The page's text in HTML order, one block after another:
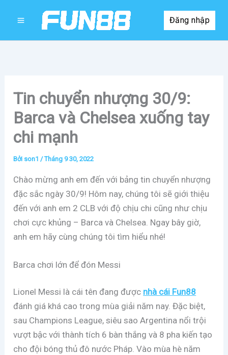
Đăng nhập
Tin chuyển nhượng 30/9:
Barca và Chelsea xuống tay
chi mạnh
Bởi son1 /Tháng 9 30, 2022
Chào mừng anh em đến với bảng tin chuyển nhượng
đặc sắc ngày 30/9! Hôm nay, chúng tôi sẽ giới thiệu
đến với anh em 2 CLB với độ chịu chi cũng như chịu
chơi cực khủng – Barca và Chelsea. Ngay bây giờ,
anh em hãy cùng chúng tôi tìm hiểu nhé!
Barca chơi lớn để đón Messi
Lionel Messi là cái tên đang được nhà cái Fun88
đánh giá khá cao trong mùa giải năm nay. Đặc biệt,
sau Champions League, siêu sao Argentina nổi trội
vượt bậc với thành tích 6 bàn thắng và 8 pha kiến tạo
cho đội bóng thủ đô nước Pháp. Vào mùa hè năm